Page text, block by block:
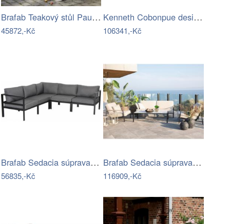
Brafab Teakový stůl Paulina Mdum
45872,-Kč
Kenneth Cobonpue designové zahradní…
106341,-Kč
Brafab Sedacia súprava LEONE čierna -…
56835,-Kč
Brafab Sedacia súprava LYRA Mdum
116909,-Kč